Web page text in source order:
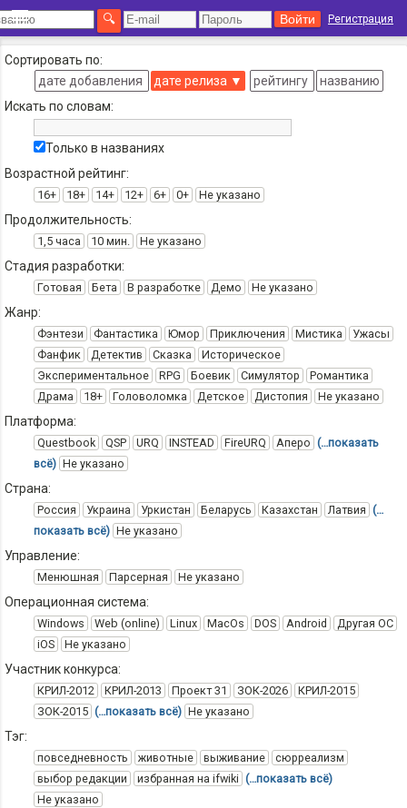
Регистрация
Сортировать по:
дате добавления
дате релиза ▼ рейтингу
названию
Искать по словам:
Только в названиях
Возрастной рейтинг:
16+ 18+ 14+ 12+ 6+ 0+ Не указано
Продолжительность:
1,5 часа 10 мин. Не указано
Стадия разработки:
Готовая Бета В разработке Демо Не указано
Жанр:
Фэнтези Фантастика Юмор Приключения Мистика
Ужасы
Фанфик
Детектив Сказка
Историческое
Экспериментальное
RPG Боевик Симулятор
Романтика
Драма
18+ Головоломка Детское Дистопия Не указано
Платформа:
Questbook QSP URQ INSTEAD FireURQ Аперо (…показать
всё) Не указано
Страна:
Россия Украина Уркистан Беларусь Казахстан Латвия (…
показать всё) Не указано
Управление:
Менюшная Парсерная Не указано
Операционная система:
Windows Web (online) Linux MacOs DOS Android
Другая ОС
iOS
Не указано
Участник конкурса:
КРИЛ-2012 КРИЛ-2013 Проект 31 ЗОК-2026
КРИЛ-2015
ЗОК-2015 (…показать всё) Не указано
Тэг:
повседневность животные выживание
сюрреализм
выбор редакции
избранная на ifwiki (…показать всё)
Не указано